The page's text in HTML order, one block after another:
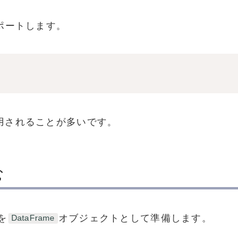
ートします。
れることが多いです。
DataFrame オブジェクトとして準備します。